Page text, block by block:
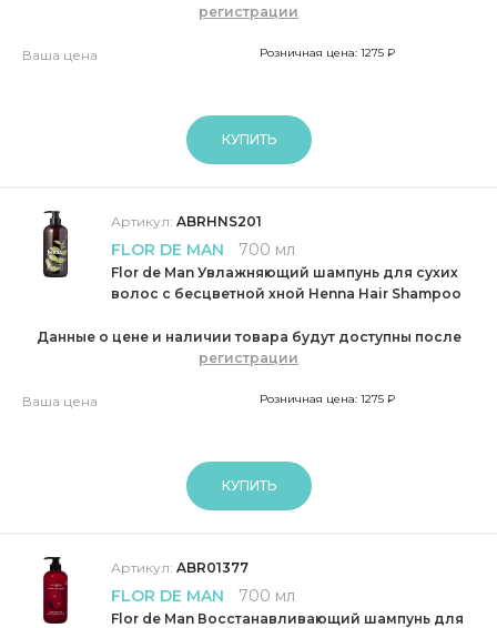
регистрации
Ваша цена Розничная цена: 1275 ₽
КУПИТЬ
Артикул: ABRHNS201
FLOR DE MAN 700 мл
Flor de Man Увлажняющий шампунь для сухих
волос с бесцветной хной Henna Hair Shampoo
Данные о цене и наличии товара будут доступны после
регистрации
Ваша цена Розничная цена: 1275 ₽
КУПИТЬ
Артикул: ABR01377
FLOR DE MAN 700 мл
Flor de Man Восстанавливающий шампунь для